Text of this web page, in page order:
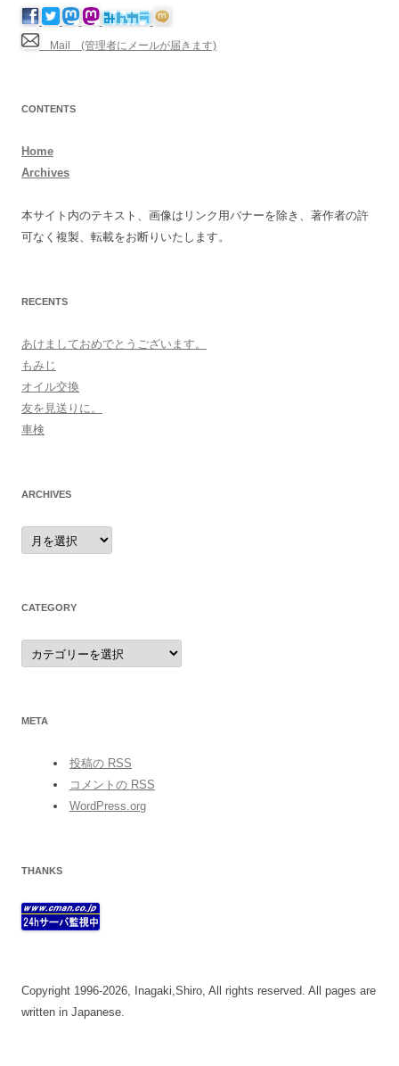
Mail (管理者にメールが届きます)
CONTENTS
Home
Archives
本サイト内のテキスト、画像はリンク用バナーを除き、著作者の許
可なく複製、転載をお断りいたします。
RECENTS
あけましておめでとうございます。
もみじ
オイル交換
友を見送りに。
車検
ARCHIVES
archives
CATEGORY
category
META
投稿の RSS
コメントの RSS
WordPress.org
THANKS
Copyright 1996-2026, Inagaki,Shiro, All rights reserved. All pages are
written in Japanese.